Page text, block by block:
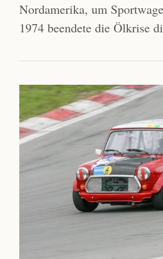
Nordamerika, um
1974 beendete die Ölkrise